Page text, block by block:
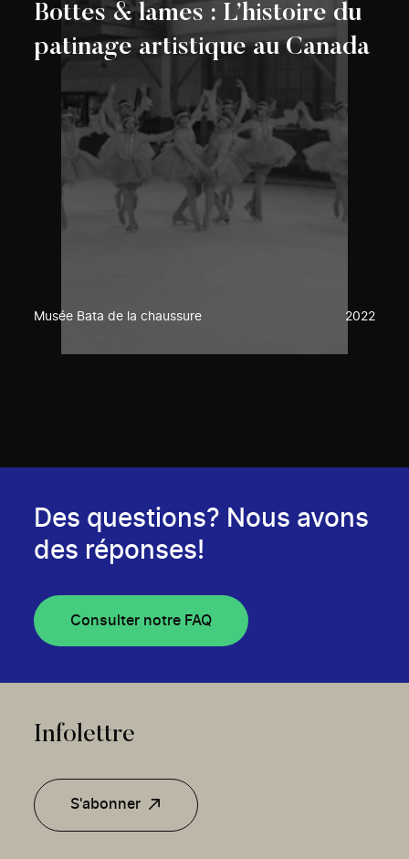
Bottes & lames : L’histoire du
patinage artistique au Canada
Musée Bata de la chaussure 2022
Des questions? Nous avons
des réponses!
Consulter notre FAQ
Infolettre
S'abonner